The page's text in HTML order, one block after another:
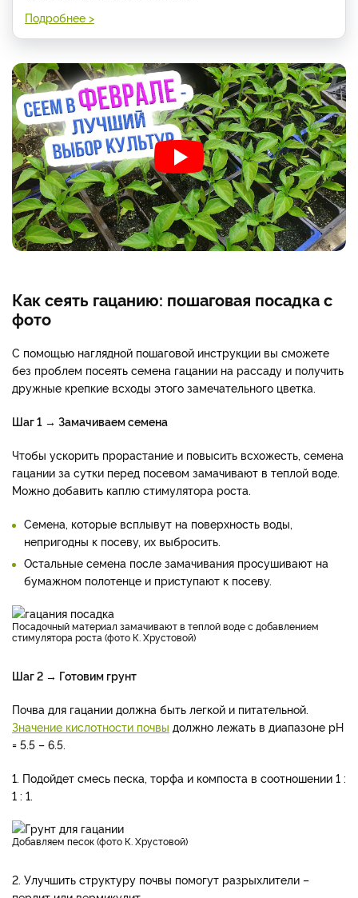
Подробнее >
Как сеять гацанию: пошаговая посадка с
фото
С помощью наглядной пошаговой инструкции вы сможете
без проблем посеять семена гацании на рассаду и получить
дружные крепкие всходы этого замечательного цветка.
Шаг 1 → Замачиваем семена
Чтобы ускорить прорастание и повысить всхожесть, семена
гацании за сутки перед посевом замачивают в теплой воде.
Можно добавить каплю стимулятора роста.
Семена, которые всплывут на поверхность воды,
непригодны к посеву, их выбросить.
Остальные семена после замачивания просушивают на
бумажном полотенце и приступают к посеву.
Посадочный материал замачивают в теплой воде с добавлением
стимулятора роста (фото К. Хрустовой)
Шаг 2 → Готовим грунт
Почва для гацании должна быть легкой и питательной.
Значение кислотности почвы должно лежать в диапазоне рН
= 5.5 – 6.5.
1. Подойдет смесь песка, торфа и компоста в соотношении 1 :
1 : 1.
Добавляем песок (фото К. Хрустовой)
2. Улучшить структуру почвы помогут разрыхлители –